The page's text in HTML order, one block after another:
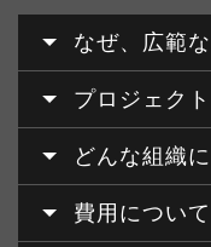
なぜ、広範
プロジェク
どんな組織
費用について